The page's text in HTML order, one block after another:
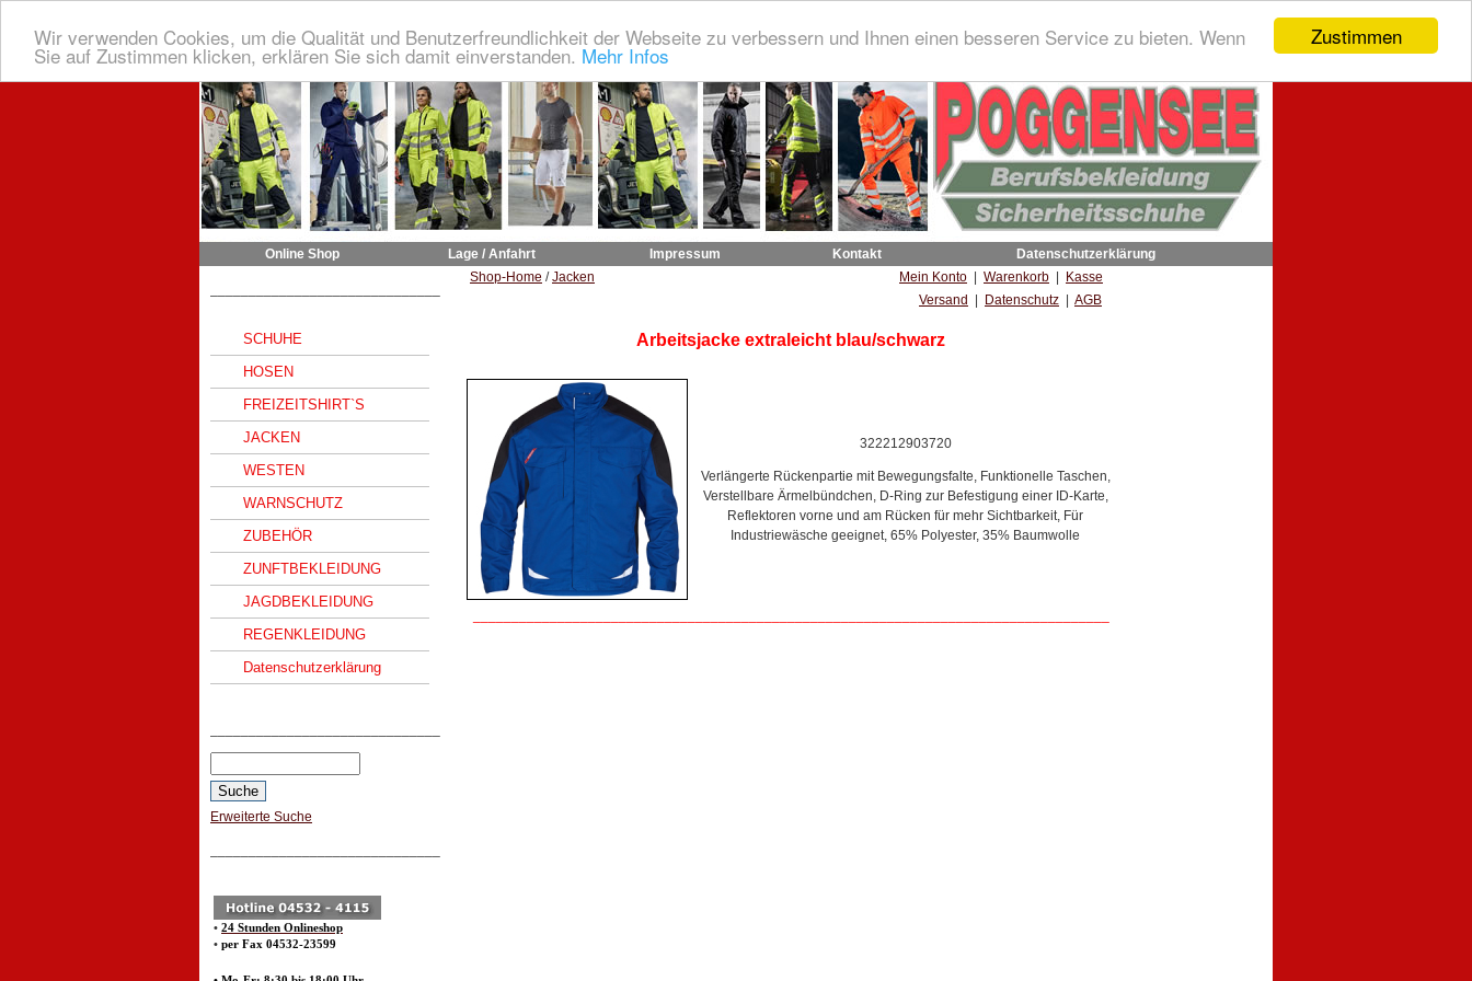
Zustimmen
Wir verwenden Cookies, um die Qualität und Benutzerfreundlichkeit der Webseite zu verbessern und Ihnen einen besseren Service zu bieten. Wenn
Sie auf Zustimmen klicken, erklären Sie sich damit einverstanden. Mehr Infos
Online Shop Lage / Anfahrt Impressum Kontakt Datenschutzerklärung
SCHUHE
HOSEN
FREIZEITSHIRT`S
JACKEN
WESTEN
WARNSCHUTZ
ZUBEHÖR
ZUNFTBEKLEIDUNG
JAGDBEKLEIDUNG
REGENKLEIDUNG
Datenschutzerklärung
Erweiterte Suche
• 24 Stunden Onlineshop
• per Fax 04532-23599
Shop-Home /Jacken Mein Konto Warenkorb
Kasse
Versand
Datenschutz AGB
Arbeitsjacke extraleicht blau/schwarz
322212903720
Verlängerte Rückenpartie mit Bewegungsfalte, Funktionelle Taschen,
Verstellbare Ärmelbündchen, D-Ring zur Befestigung einer ID-Karte,
Reflektoren vorne und am Rücken für mehr Sichtbarkeit, Für
Industriewäsche geeignet, 65% Polyester, 35% Baumwolle